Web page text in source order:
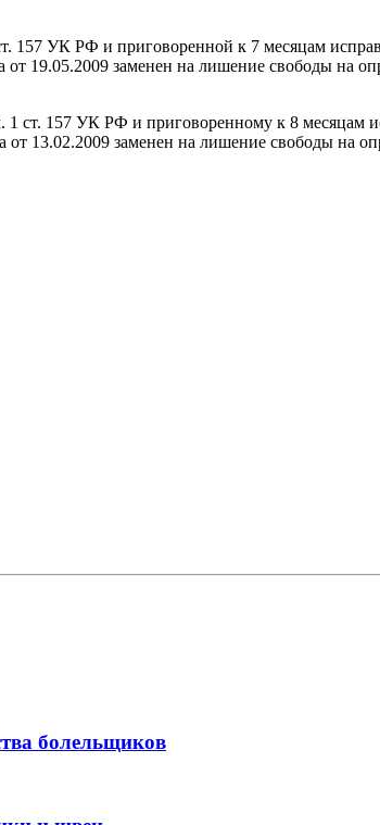
157 УК РФ и приговоренной к 7 месяцам
от 19.05.2009 заменен на лишение свободы на
157 УК РФ и приговоренному к 8 месяцам
от 13.02.2009 заменен на лишение свободы на
болельщиков